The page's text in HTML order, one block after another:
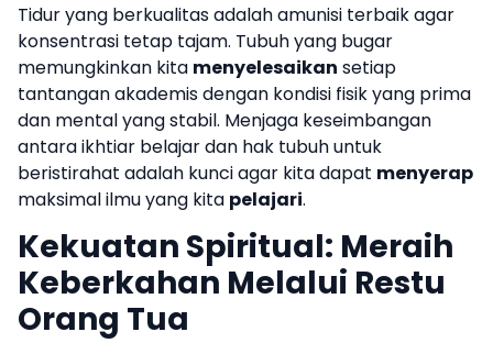
Tidur yang berkualitas adalah amunisi terbaik agar
konsentrasi tetap tajam. Tubuh yang bugar
memungkinkan kita menyelesaikan setiap
tantangan akademis dengan kondisi fisik yang prima
dan mental yang stabil. Menjaga keseimbangan
antara ikhtiar belajar dan hak tubuh untuk
beristirahat adalah kunci agar kita dapat menyerap
maksimal ilmu yang kita pelajari.
Kekuatan Spiritual: Meraih
Keberkahan Melalui Restu
Orang Tua